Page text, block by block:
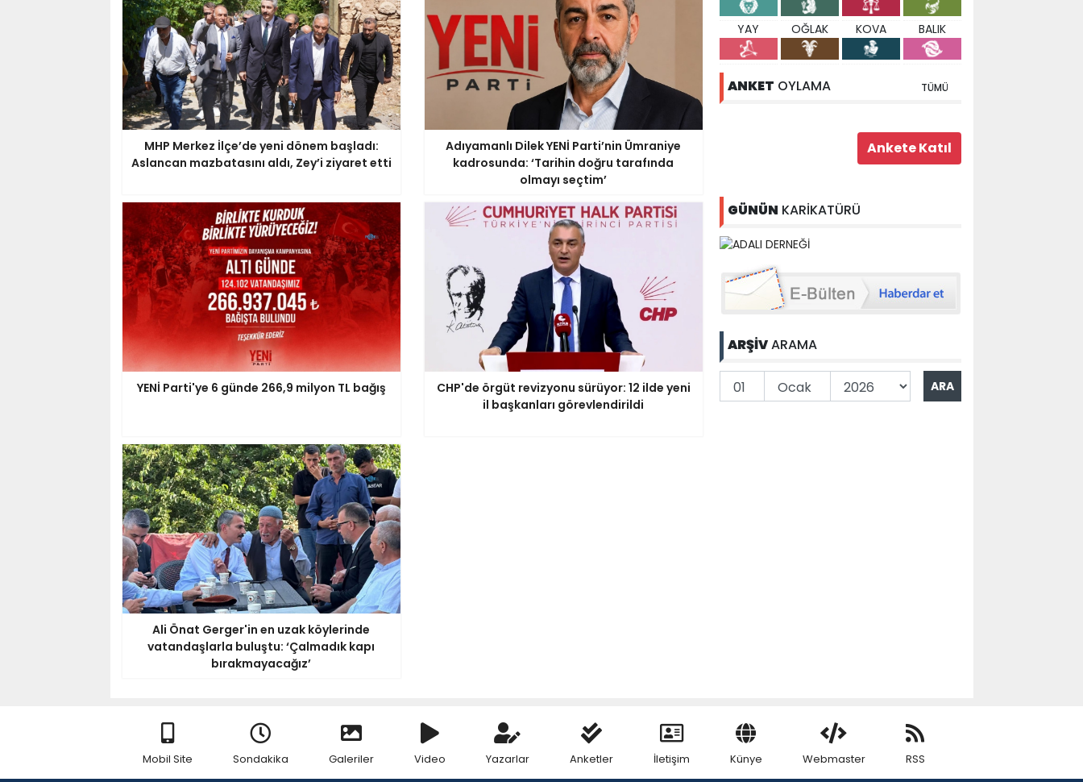
MHP Merkez İlçe’de yeni dönem başladı:
Aslancan mazbatasını aldı, Zey’i ziyaret etti
Adıyamanlı Dilek YENİ Parti’nin Ümraniye
kadrosunda: ‘Tarihin doğru tarafında
olmayı seçtim’
YENİ Parti'ye 6 günde 266,9 milyon TL bağış
CHP'de örgüt revizyonu sürüyor: 12 ilde yeni
il başkanları görevlendirildi
Ali Önat Gerger'in en uzak köylerinde
vatandaşlarla buluştu: ‘Çalmadık kapı
bırakmayacağız’
YAY OĞLAK KOVA BALIK
ANKET OYLAMA TÜMÜ
GÜNÜN KARİKATÜRÜ
ARŞİVARAMA
Mobil Site Sondakika Galeriler Video Yazarlar Anketler İletişim Künye Webmaster RSS